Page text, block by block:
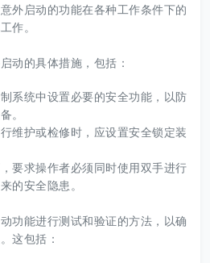
外启动的功能在各种工作条件下的
作。
动的具体措施，包括：
系统中设置必要的安全功能，以防
。
维护或检修时，应设置安全锁定装
要求操作者必须同时使用双手进行
的安全隐患。
功能进行测试和验证的方法，以确
这包括：